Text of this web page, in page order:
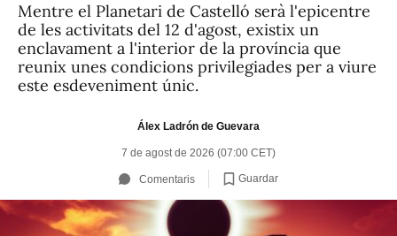
Mentre el Planetari de Castelló serà l'epicentre
de les activitats del 12 d'agost, existix un
enclavament a l'interior de la província que
reunix unes condicions privilegiades per a viure
este esdeveniment únic.
Álex Ladrón de Guevara
7 de agost de 2026 (07:00 CET)
Comentaris Guardar